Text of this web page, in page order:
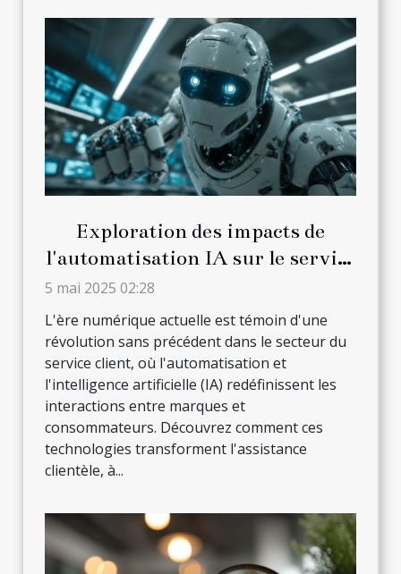
Exploration des impacts de
l'automatisation IA sur le service
5 mai 2025 02:28
L'ère numérique actuelle est témoin d'une
révolution sans précédent dans le secteur du
service client, où l'automatisation et
l'intelligence artificielle (IA) redéfinissent les
interactions entre marques et
consommateurs. Découvrez comment ces
technologies transforment l'assistance
clientèle, à...